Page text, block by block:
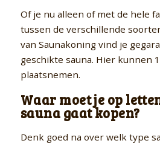
Of je nu alleen of met de hele
tussen de verschillende
van Saunakoning vind je
geschikte sauna. Hier kunnen
plaatsnemen.
Waar moet je op
sauna gaat kopen?
Denk goed na over welk type